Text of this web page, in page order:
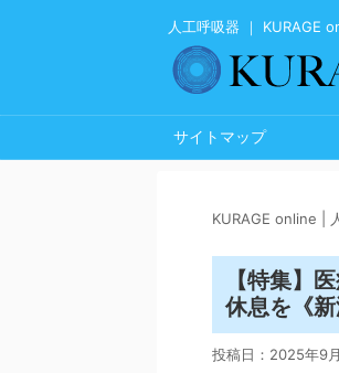
人工呼吸器 ｜ KURAGE
サイトマップ
KURAGE online |
【特集】
休息を《
投稿日： 2025年9